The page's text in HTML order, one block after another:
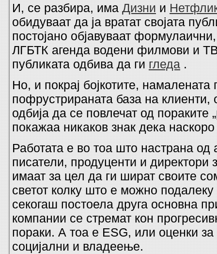
И, се разбира, има Дизни и
обидуваат да ја вратат својата
постојано објавуваат
ЛГБТК агенда водени филмови и
публиката одбива да ги гледа .
Но, и покрај бојкотите,
пофрустрираната база на клиенти,
одбија да се повлечат од пораките
покажаа никаков знак дека наскоро
Работата е во тоа што настрана од
писатели, продуценти и директори
имаат за цел да ги шират своите
светот колку што е можно
секогаш постоела друга основна
компании се стремат кон
пораки. А тоа е ESG, или оценки
социјални и владеење.